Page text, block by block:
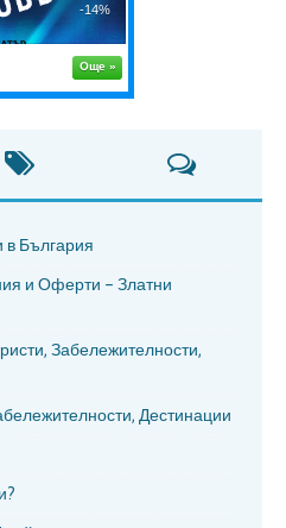
България
и Оферти – Златни
Забележителности,
Дестинации